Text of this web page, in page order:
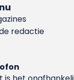
redactie